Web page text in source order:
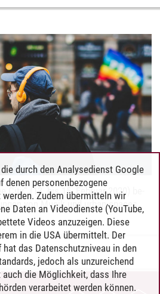
City“ (13. bis 15. Fe­bru­ar 2020) be­
von Mu­sik und ur­ban spaces.
durch den Analysedienst Google
denen personenbezogene
Zudem übermitteln wir
Daten an Videodienste (YouTube,
Videos anzuzeigen. Diese
in die USA übermittelt. Der
das Datenschutzniveau in den
jedoch als unzureichend
die Möglichkeit, dass Ihre
verarbeitet werden können.